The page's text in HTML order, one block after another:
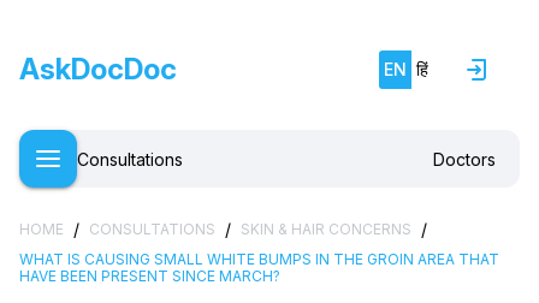
AskDocDoc EN हिं
Consultations Doctors
HOME / CONSULTATIONS / SKIN & HAIR CONCERNS /
WHAT IS CAUSING SMALL WHITE BUMPS IN THE GROIN AREA THAT
HAVE BEEN PRESENT SINCE MARCH?